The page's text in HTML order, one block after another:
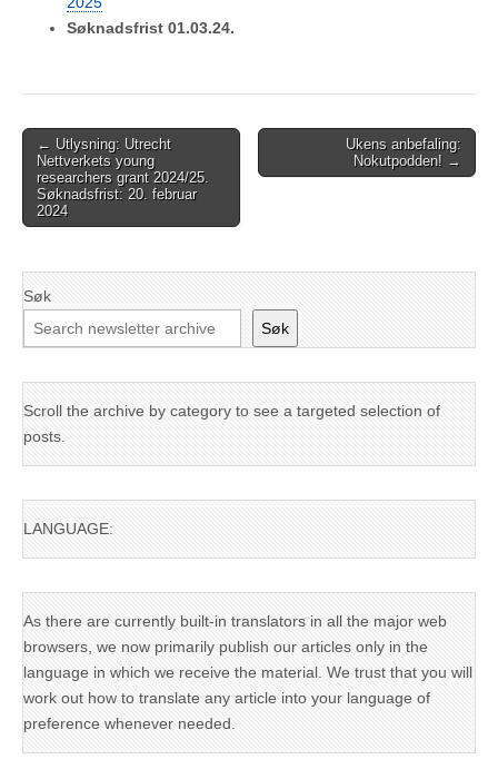
Søknadsfrist 01.03.24.
Post
navigation
← Utlysning: Utrecht
Nettverkets young
researchers grant 2024/25.
Søknadsfrist: 20. februar
2024
Ukens anbefaling:
Nokutpodden! →
Søk
Søk
Scroll the archive by category to see a targeted selection of
posts.
LANGUAGE:
As there are currently built-in translators in all the major web
browsers, we now primarily publish our articles only in the
language in which we receive the material. We trust that you will
work out how to translate any article into your language of
preference whenever needed.